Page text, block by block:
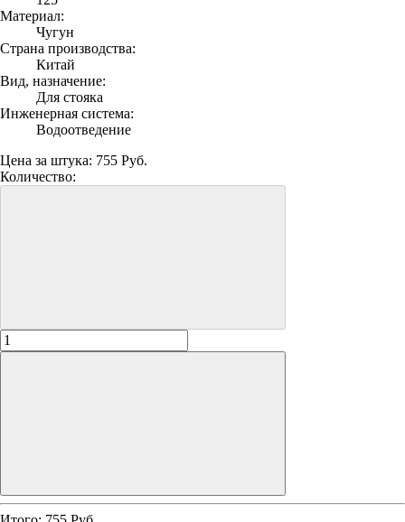
Материал:
Чугун
Страна производства:
Китай
Вид, назначение:
Для стояка
Инженерная система:
Водоотведение
Цена за штука: 755 Руб.
Количество: